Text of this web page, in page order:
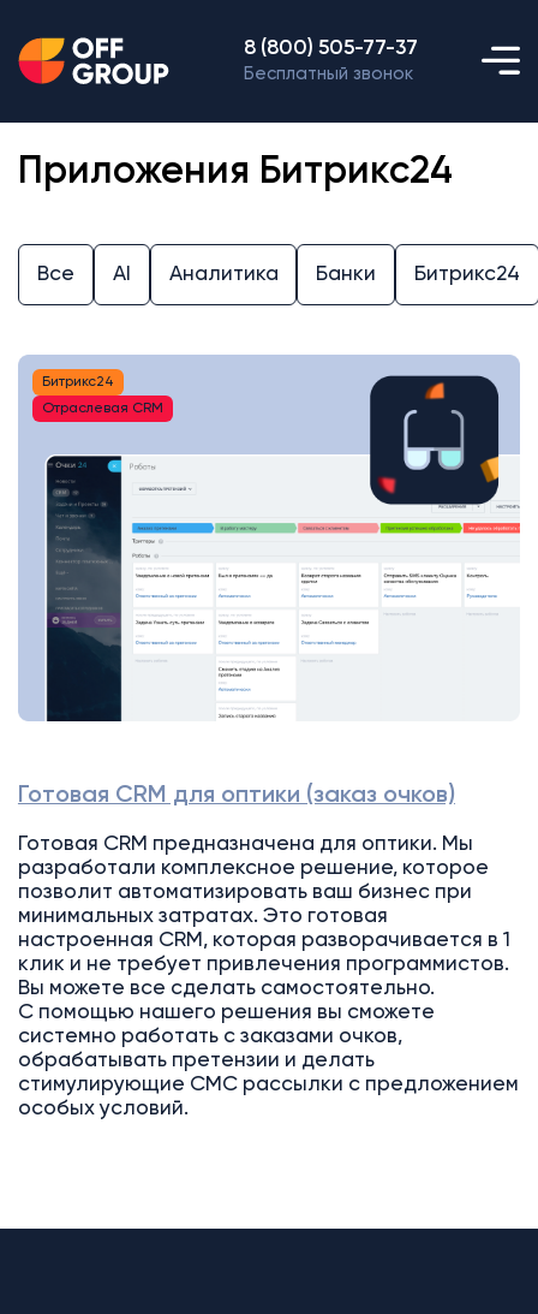
8 (800) 505-77-37
Бесплатный звонок
Приложения Битрикс24
Все AI Аналитика Банки Битрикс24
Битрикс24
Отраслевая CRM
Готовая CRM для оптики (заказ очков)
Готовая CRM предназначена для оптики. Мы
разработали комплексное решение, которое
позволит автоматизировать ваш бизнес при
минимальных затратах. Это готовая
настроенная CRM, которая разворачивается в 1
клик и не требует привлечения программистов.
Вы можете все сделать самостоятельно.
С помощью нашего решения вы сможете
системно работать с заказами очков,
обрабатывать претензии и делать
стимулирующие СМС рассылки с предложением
особых условий.